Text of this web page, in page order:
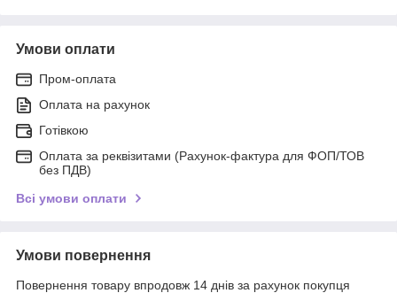
Умови оплати
Пром-оплата
Оплата на рахунок
Готівкою
Оплата за реквізитами (Рахунок-фактура для ФОП/ТОВ
без ПДВ)
Всі умови оплати
Умови повернення
Повернення товару впродовж 14 днів за рахунок покупця